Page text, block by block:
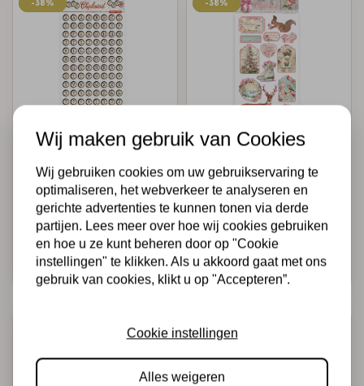
-38%
-38%
STAMPERIA
Chipboard cm
15x30 - Romantic
Christmas
€3,25 €2,00 Op voorraad
Snel toevoegen
-38%
-38%
Chipboard cm
15x30 - Pink
Christmas
€3,25 €2,00 Op voorraad
Snel toevoegen
Wij maken gebruik van Cookies
Wij gebruiken cookies om uw gebruikservaring te
optimaliseren, het webverkeer te analyseren en
gerichte advertenties te kunnen tonen via derde
partijen. Lees meer over hoe wij cookies gebruiken
en hoe u ze kunt beheren door op "Cookie
instellingen" te klikken. Als u akkoord gaat met ons
gebruik van cookies, klikt u op "Accepteren”.
Cookie instellingen
Alles weigeren